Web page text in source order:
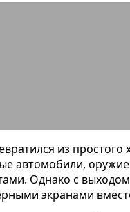
из
автомобили,
Однако с
экранами